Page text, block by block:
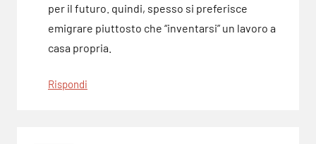
per il futuro. quindi, spesso si preferisce
emigrare piuttosto che “inventarsi” un lavoro a
casa propria.
Rispondi